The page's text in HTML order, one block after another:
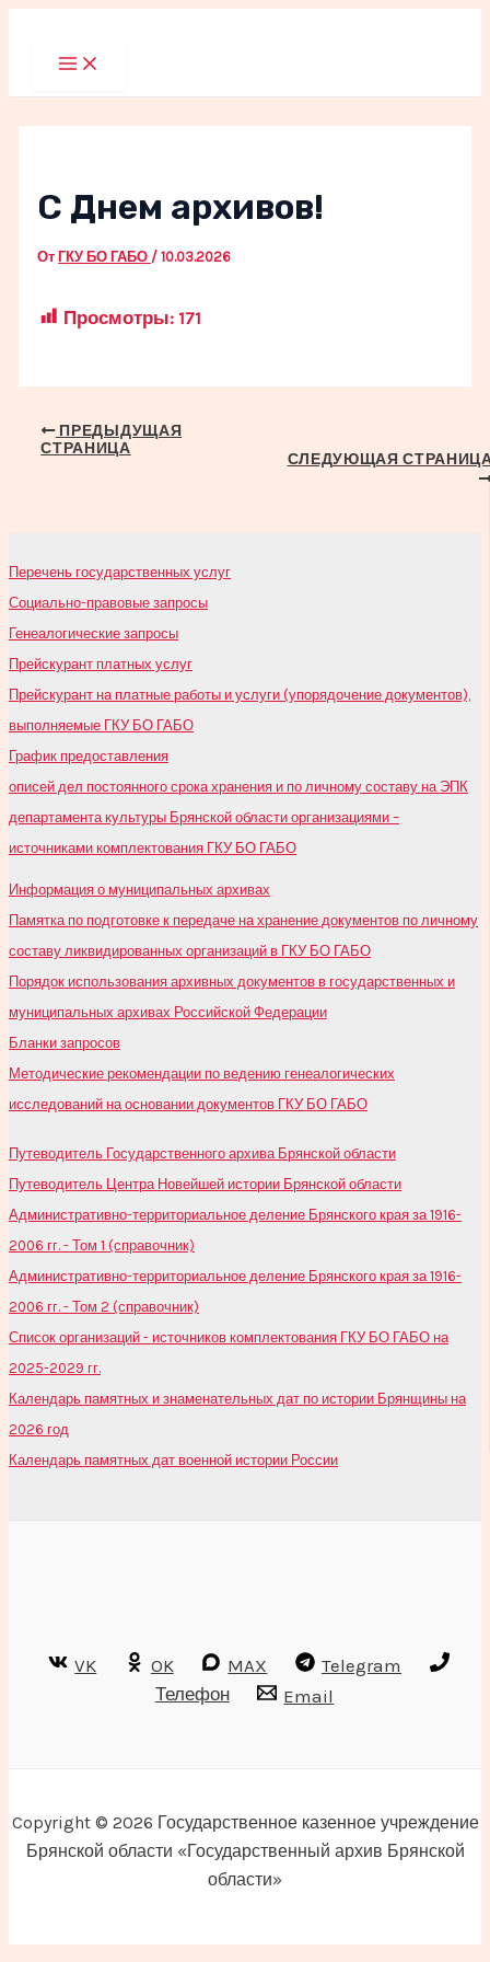
Main
Menu
С Днем архивов!
ОтГКУ БО ГАБО /10.03.2026
Просмотры: 171
Навигация
ПРЕДЫДУЩАЯ
СТРАНИЦА
СЛЕДУЮЩАЯ
Перечень государственных услуг
Социально-правовые запросы
Генеалогические запросы
Прейскурант платных услуг
Прейскурант на платные работы и услуги (упорядочение документов),
выполняемые ГКУ БО ГАБО
График предоставления
описей дел постоянного срока хранения и по личному составу на ЭПК
департамента культуры Брянской области организациями –
источниками комплектования ГКУ БО ГАБО
Информация о муниципальных архивах
Памятка по подготовке к передаче на хранение документов по личному
составу ликвидированных организаций в ГКУ БО ГАБО
Порядок использования архивных документов в государственных и
муниципальных архивах Российской Федерации
Бланки запросов
Методические рекомендации по ведению генеалогических
исследований на основании документов ГКУ БО ГАБО
Путеводитель Государственного архива Брянской области
Путеводитель Центра Новейшей истории Брянской области
Административно-территориальное деление Брянского края за 1916-
2006 гг. - Том 1 (справочник)
Административно-территориальное деление Брянского края за 1916-
2006 гг. - Том 2 (справочник)
Список организаций - источников комплектования ГКУ БО ГАБО на
2025-2029 гг.
Календарь памятных и знаменательных дат по истории Брянщины на
2026 год
Календарь памятных дат военной истории России
VK OK MAX
Telegram
Телефон
Email
Copyright © 2026 Государственное казенное учреждение
Брянской области «Государственный архив Брянской
области»